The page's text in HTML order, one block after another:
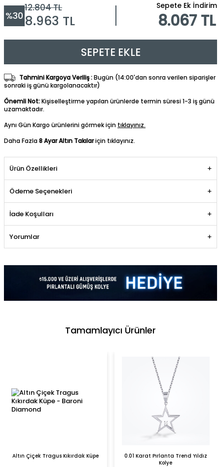
%30
12.804TL
8.963 TL
Sepete Ek İndirim
8.067 TL
SEPETE EKLE
Tahmini Kargoya Veriliş :Bugün (14:00'dan sonra verilen siparişler
sonraki iş günü kargolanacaktır)
Önemli Not:Kişiselleştirme yapılan ürünlerde termin süresi 1-3 iş günü
uzamaktadır.
Aynı Gün Kargo ürünlerini görmek için tıklayınız.
Daha Fazla8 Ayar Altın Takılariçin tıklayınız.
Ürün Özellikleri
Ödeme Seçenekleri
İade Koşulları
Yorumlar
Tamamlayıcı Ürünler
Altın Çiçek Tragus Kıkırdak Küpe
0.01 Karat Pırlanta Trend Yıldız
Kolye